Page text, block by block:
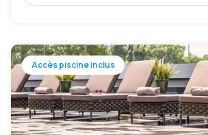
Accès piscine inclus